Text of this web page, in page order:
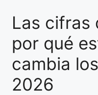
Las cifras
por qué
cambia
2026